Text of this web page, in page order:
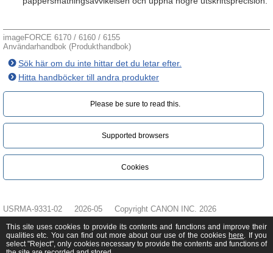
imageFORCE 6170 / 6160 / 6155
Användarhandbok (Produkthandbok)
Sök här om du inte hittar det du letar efter.
Hitta handböcker till andra produkter
Please be sure to read this.‎
Supported browsers
Cookies
USRMA-9331-02 2026-05 Copyright CANON INC. 2026
This site uses cookies to provide its contents and functions and improve their
qualities etc. You can find out more about our use of the cookies here. If you
select "Reject", only cookies necessary to provide the contents and functions of